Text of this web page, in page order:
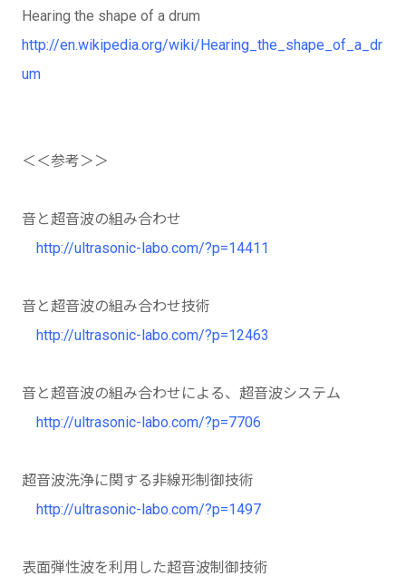
Hearing the shape of a drum
http://en.wikipedia.org/wiki/Hearing_the_shape_of_a_dr
um
＜＜参考＞＞
音と超音波の組み合わせ
http://ultrasonic-labo.com/?p=14411
音と超音波の組み合わせ技術
http://ultrasonic-labo.com/?p=12463
音と超音波の組み合わせによる、超音波システム
http://ultrasonic-labo.com/?p=7706
超音波洗浄に関する非線形制御技術
http://ultrasonic-labo.com/?p=1497
表面弾性波を利用した超音波制御技術